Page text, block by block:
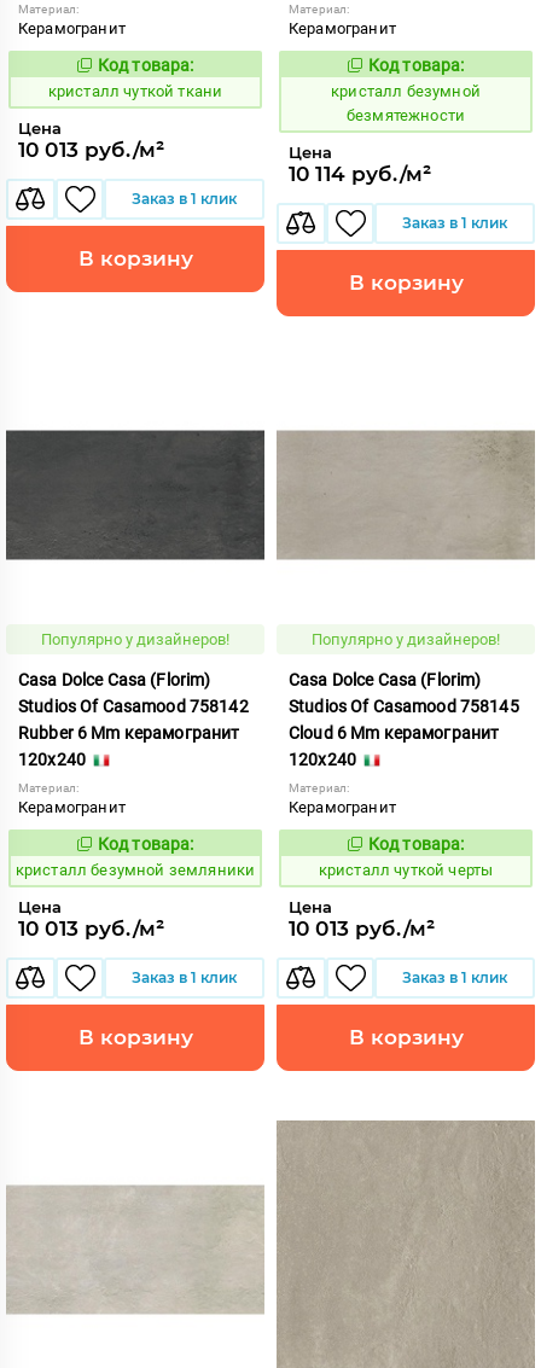
Материал:
Керамогранит
827230
Код товара:
кристалл чуткой ткани
Цена
10 013 руб./м²
Заказ в 1 клик
В корзину
Материал:
Керамогранит
827254
Код товара:
кристалл безумной
безмятежности
Цена
10 114 руб./м²
Заказ в 1 клик
В корзину
Популярно у дизайнеров!
Casa Dolce Casa (Florim)
Studios Of Casamood 758142
Rubber 6 Mm керамогранит
120x240
Материал:
Керамогранит
827281
Код товара:
кристалл безумной земляники
Цена
10 013 руб./м²
Заказ в 1 клик
В корзину
Популярно у дизайнеров!
Casa Dolce Casa (Florim)
Studios Of Casamood 758145
Cloud 6 Mm керамогранит
120x240
Материал:
Керамогранит
827245
Код товара:
кристалл чуткой черты
Цена
10 013 руб./м²
Заказ в 1 клик
В корзину